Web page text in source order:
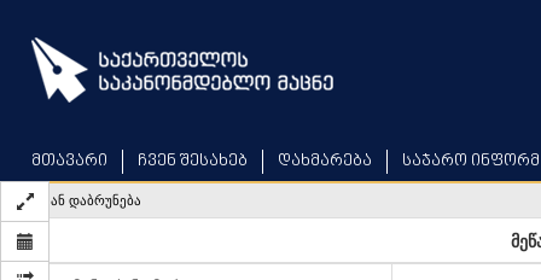
main
content
მთავარი ჩვენ შესახებ დახმარება საჯარო
უკან დაბრუნება